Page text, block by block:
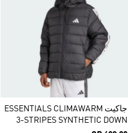
جاكيت ESSENTIALS CLIMAWARM
3-STRIPES SYNTHETIC DOWN